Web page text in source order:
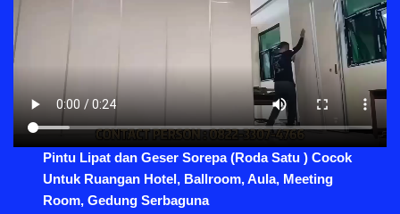
Pintu Lipat dan Geser Sorepa (Roda Satu ) Cocok
Untuk Ruangan Hotel, Ballroom, Aula, Meeting
Room, Gedung Serbaguna